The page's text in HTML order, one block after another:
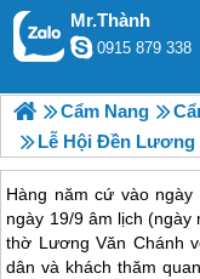
Mr.Thành
0915 879 338
Cẩm Nang
Lễ Hội Đền Lương Văn
Hàng năm cứ vào
ngày 19/9 âm lịch
thờ Lương Văn Chánh
dân và khách thăm